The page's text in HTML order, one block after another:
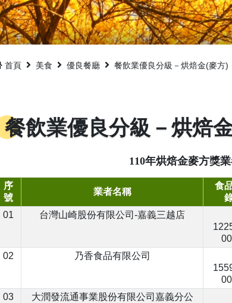
首頁 美食 優良餐廳 餐飲業優良分級－烘焙金(麥方)
餐飲業優良分級－烘焙
110年烘焙金麥方獎
序
號
業者名稱
食
01 台灣山崎股份有限公司-嘉義三越店
02 乃香食品有限公司
03
大潤發流通事業股份有限公司嘉義分公